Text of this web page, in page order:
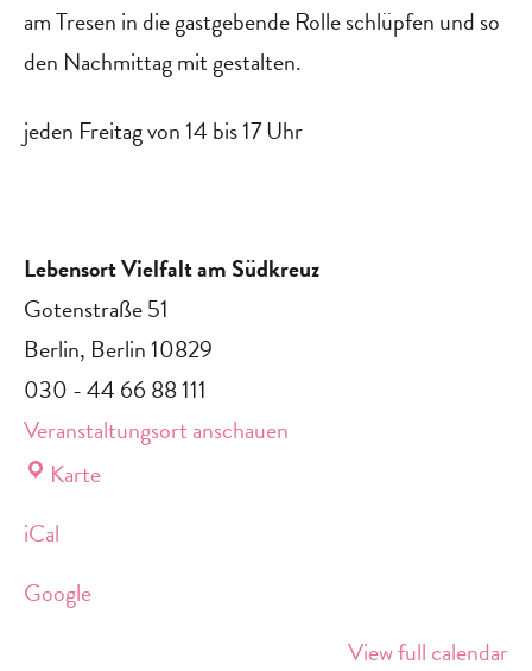
am Tresen in die gastgebende Rolle schlüpfen und so
den Nachmittag mit gestalten.
jeden Freitag von 14 bis 17 Uhr
Lebensort Vielfalt am Südkreuz
Gotenstraße 51
Berlin, Berlin10829
030 - 44 66 88 111
Veranstaltungsort anschauen
KarteLebensort
iCal
Google
View full calendar